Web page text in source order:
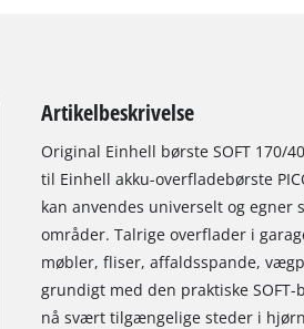
Artikelbeskrivelse
Original Einhell børste SOFT 170/
til Einhell akku-overfladebørste
kan anvendes universelt og
områder. Talrige overflader i
møbler, fliser, affaldsspande,
grundigt med den praktiske
nå svært tilgængelige steder i